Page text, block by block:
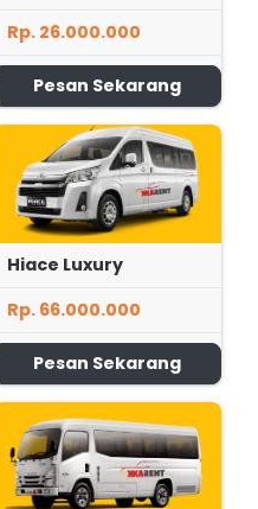
Rp. 26.000.000
Pesan Sekarang
Hiace Luxury
Rp. 66.000.000
Pesan Sekarang